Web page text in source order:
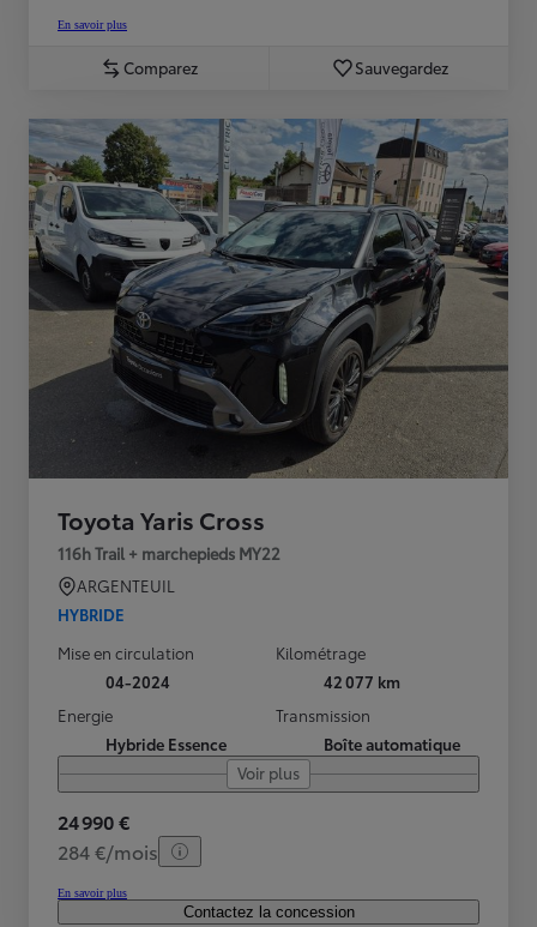
En savoir plus
Comparez Sauvegardez
Toyota Yaris Cross
116h Trail + marchepieds MY22
ARGENTEUIL
HYBRIDE
Mise en circulation
04-2024
Kilométrage
42 077 km
Energie
Hybride Essence
Transmission
Boîte automatique
Voir plus
24 990 €
284 €/mois
En savoir plus
Contactez la concession